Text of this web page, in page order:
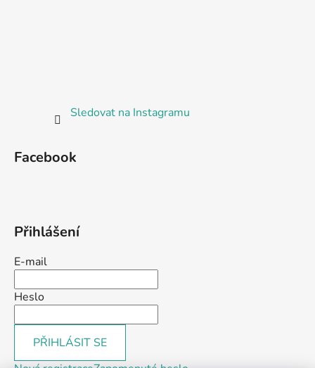
Sledovat na Instagramu
Facebook
Přihlášení
E-mail
Heslo
PŘIHLÁSIT SE